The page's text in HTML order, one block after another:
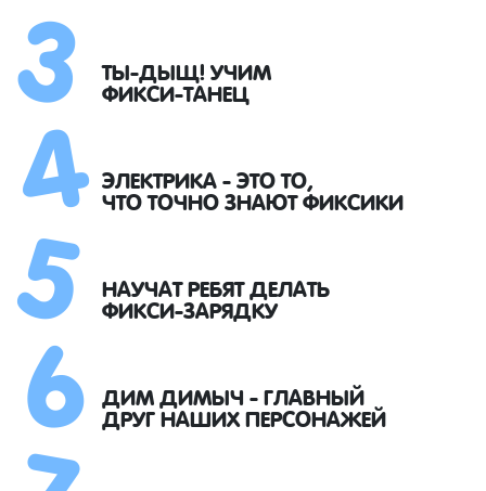
ТЫ-ДЫЩ! УЧИМ
ФИКСИ-ТАНЕЦ
ЭЛЕКТРИКА - ЭТО ТО,
ЧТО ТОЧНО ЗНАЮТ ФИКСИКИ
НАУЧАТ РЕБЯТ ДЕЛАТЬ
ФИКСИ-ЗАРЯДКУ
ДИМ ДИМЫЧ - ГЛАВНЫЙ
ДРУГ НАШИХ ПЕРСОНАЖЕЙ